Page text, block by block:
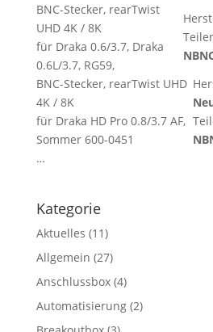
BNC-Stecker, rearTwist
UHD 4K / 8K
für Draka 0.6/3.7, Draka
0.6L/3.7, RG59,
BNC-Stecker, rearTwist UHD
4K / 8K
für Draka HD Pro 0.8/3.7 AF,
Sommer 600-0451
…
Kategorie
Aktuelles (11)
Allgemein (27)
Anschlussbox(4)
Automatisierung(2)